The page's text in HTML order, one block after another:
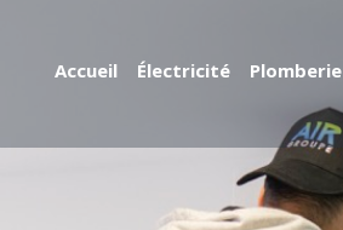
Accueil Électricité Plomberie